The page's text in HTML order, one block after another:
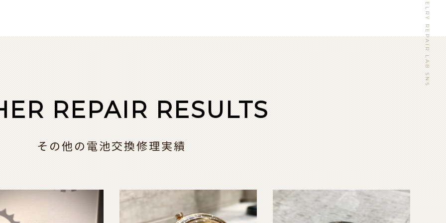
REPAIR RESULTS
その他の電池交換修理実績